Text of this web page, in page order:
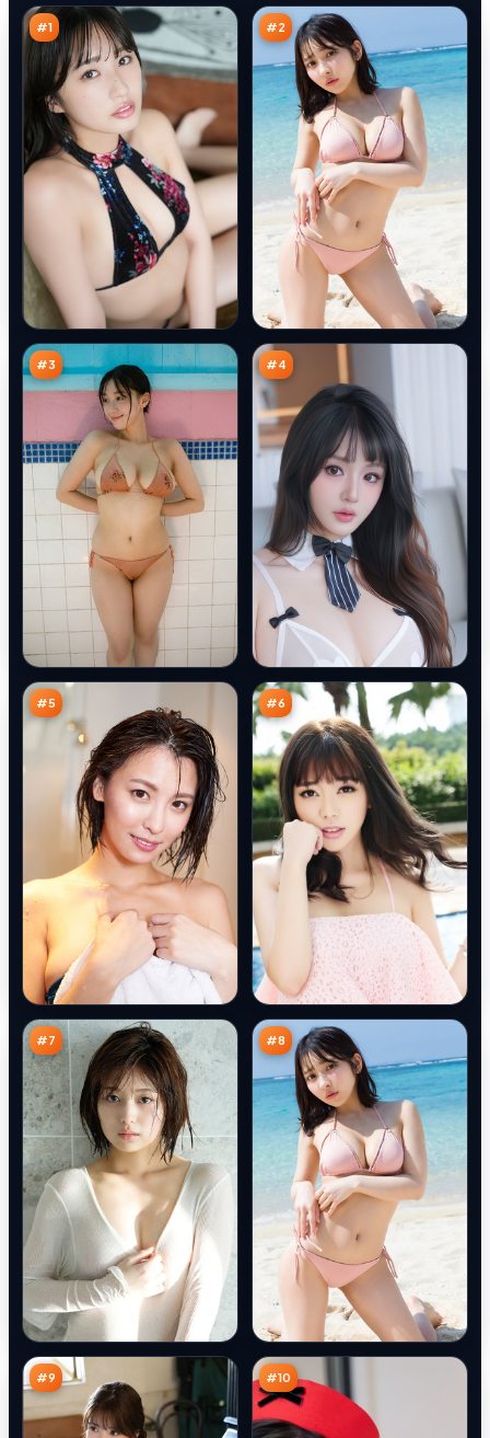
#1 #2
#3
西
山
逆
风
局
97
万
#4
光
回
廊万
#5
风
暴
航
船
95
万
#6
极
限
航
船
94
万
#7
市
密
令
94
万
#8
风
尘
回
响
94
万
#9
生
回
声
壁
93
万
#10
渡
终
章万